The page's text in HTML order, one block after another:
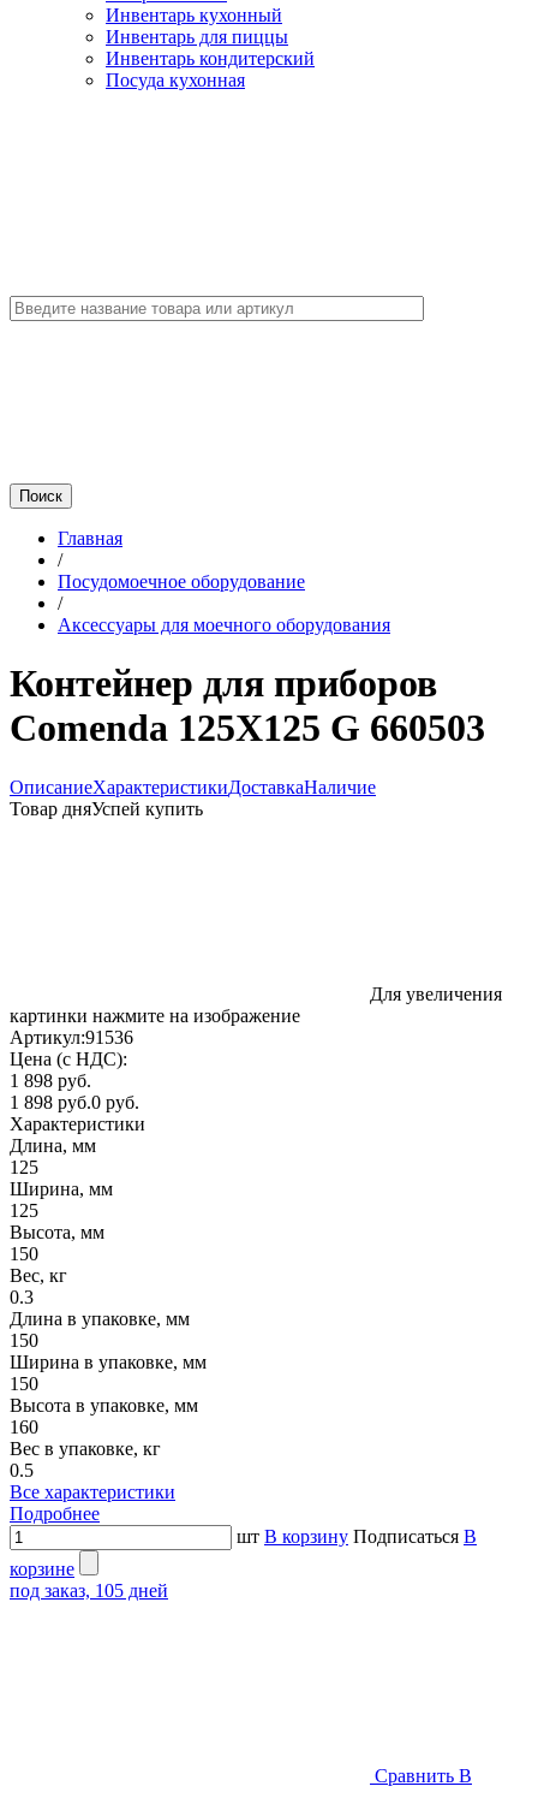
Инвентарь кухонный
Инвентарь для пиццы
Инвентарь кондитерский
Посуда кухонная
Главная
/
Посудомоечное оборудование
/
Аксессуары для моечного оборудования
Контейнер для приборов
Comenda 125X125 G 660503
ОписаниеХарактеристикиДоставкаНаличие
Товар дняУспей купить
Для увеличения
картинки нажмите на изображение
Артикул:91536
Цена (с НДС):
1 898 руб.
1 898 руб.0 руб.
Характеристики
Длина, мм
125
Ширина, мм
125
Высота, мм
150
Вес, кг
0.3
Длина в упаковке, мм
150
Ширина в упаковке, мм
150
Высота в упаковке, мм
160
Вес в упаковке, кг
0.5
Все характеристики
Подробнее
шт В корзину Подписаться В
корзине
под заказ, 105 дней
Сравнить В